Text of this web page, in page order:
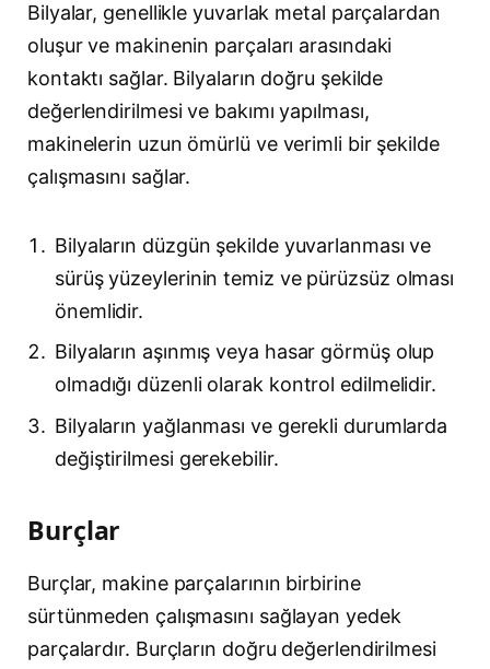
Bilyalar, genellikle yuvarlak metal parçalardan
oluşur ve makinenin parçaları arasındaki
kontaktı sağlar. Bilyaların doğru şekilde
değerlendirilmesi ve bakımı yapılması,
makinelerin uzun ömürlü ve verimli bir şekilde
çalışmasını sağlar.
Bilyaların düzgün şekilde yuvarlanması ve
sürüş yüzeylerinin temiz ve pürüzsüz olması
önemlidir.
Bilyaların aşınmış veya hasar görmüş olup
olmadığı düzenli olarak kontrol edilmelidir.
Bilyaların yağlanması ve gerekli durumlarda
değiştirilmesi gerekebilir.
Burçlar
Burçlar, makine parçalarının birbirine
sürtünmeden çalışmasını sağlayan yedek
parçalardır. Burçların doğru değerlendirilmesi